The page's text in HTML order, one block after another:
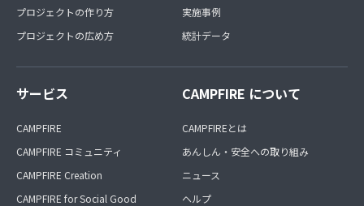
プロジェクトの作り方
プロジェクトの広め方
実施事例
統計データ
サービス
CAMPFIRE
CAMPFIRE コミュニティ
CAMPFIRE Creation
CAMPFIRE for Social Good
CAMPFIRE について
CAMPFIREとは
あんしん・安全への取り組み
ニュース
ヘルプ